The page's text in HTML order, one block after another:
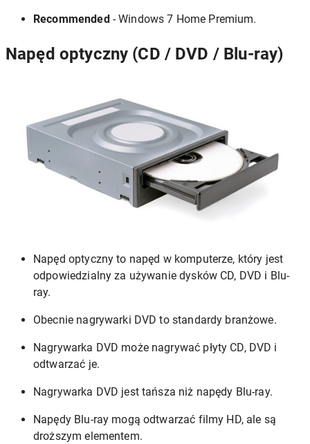
Recommended- Windows 7 Home Premium.
Napęd optyczny (CD / DVD / Blu-ray)
Napęd optyczny to napęd w komputerze, który jest
odpowiedzialny za używanie dysków CD, DVD i Blu-
ray.
Obecnie nagrywarki DVD to standardy branżowe.
Nagrywarka DVD może nagrywać płyty CD, DVD i
odtwarzać je.
Nagrywarka DVD jest tańsza niż napędy Blu-ray.
Napędy Blu-ray mogą odtwarzać filmy HD, ale są
droższym elementem.